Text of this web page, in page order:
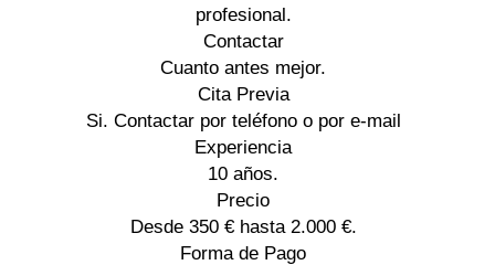
profesional.
Contactar
Cuanto antes mejor.
Cita Previa
Si. Contactar por teléfono o por e-mail
Experiencia
10 años.
Precio
Desde 350 € hasta 2.000 €.
Forma de Pago